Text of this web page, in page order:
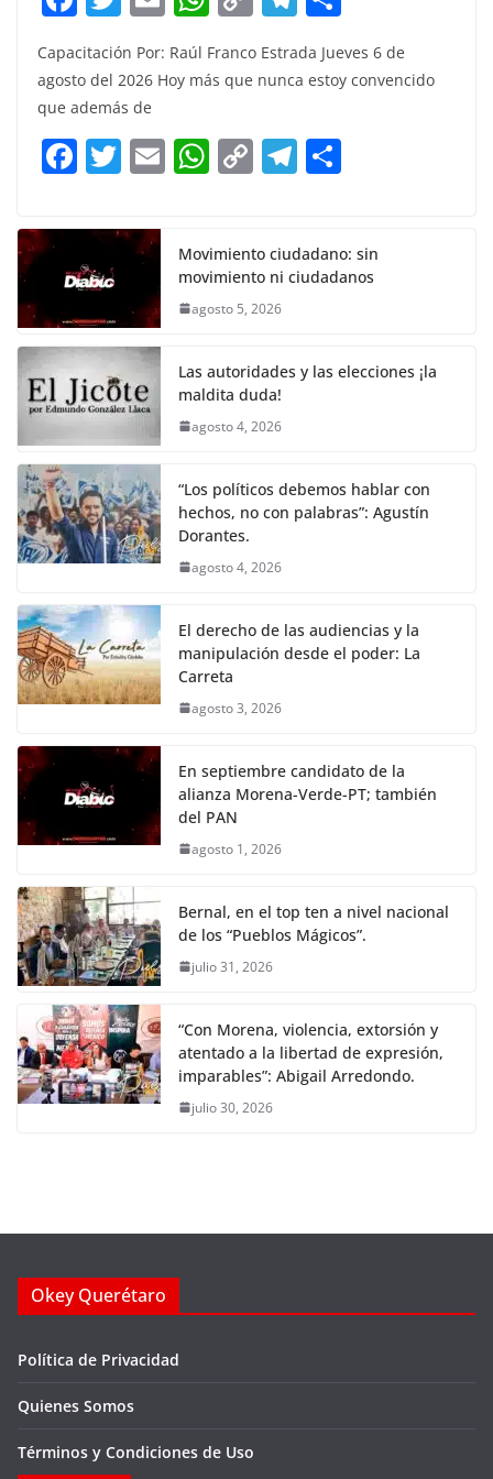
a
c
e
b
o
k
itt
er
m
ai at
A
p
p
Li
n
el
e
a
m
ar
e
Capacitación Por: Raúl Franco Estrada Jueves 6 de
agosto del 2026 Hoy más que nunca estoy convencido
que además de
F
c
e
b
o
o
k
T
itt
er
E W
s
A
p
C
y
Li
k
T
gr
a
e
Movimiento ciudadano: sin
movimiento ni ciudadanos
agosto 5, 2026
Las autoridades y las elecciones ¡la
maldita duda!
agosto 4, 2026
“Los políticos debemos hablar con
hechos, no con palabras”: Agustín
Dorantes.
agosto 4, 2026
El derecho de las audiencias y la
manipulación desde el poder: La
Carreta
agosto 3, 2026
En septiembre candidato de la
alianza Morena-Verde-PT; también
del PAN
agosto 1, 2026
Bernal, en el top ten a nivel nacional
de los “Pueblos Mágicos”.
julio 31, 2026
“Con Morena, violencia, extorsión y
atentado a la libertad de expresión,
imparables”: Abigail Arredondo.
julio 30, 2026
Okey Querétaro
Política de Privacidad
Quienes Somos
Términos y Condiciones de Uso